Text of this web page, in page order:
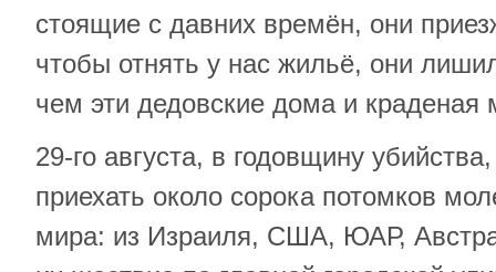
стоящие с давних времён, они
чтобы отнять у нас жильё, они
чем эти дедовские дома и краденая
29-го августа, в годовщину
приехать около сорока потомков
мира: из Израиля, США, ЮАР,